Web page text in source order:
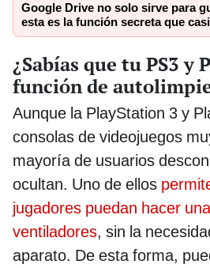
Google Drive no solo sirve para
esta es la función secreta que
¿Sabías que tu PS3 y
función de
Aunque la PlayStation 3 y
consolas de videojuegos
mayoría de usuarios
ocultan. Uno de ellos
jugadores puedan hacer
ventiladores, sin la
aparato. De esta forma,